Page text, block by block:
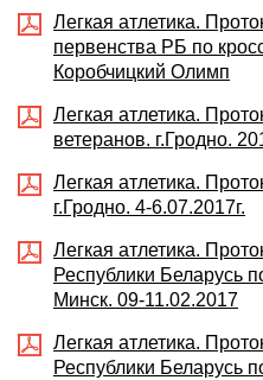
Легкая атлетика.
первенства РБ по
Коробчицкий Олимп
Легкая атлетика.
ветеранов. г.Гродно.
Легкая атлетика.
г.Гродно. 4-6.07.2017г.
Легкая атлетика.
Республики Беларусь
Минск. 09-11.02.2017
Легкая атлетика.
Республики Беларусь